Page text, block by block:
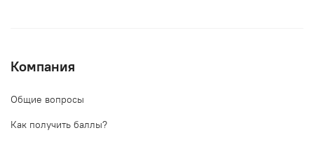
Компания
Общие вопросы
Как получить баллы?